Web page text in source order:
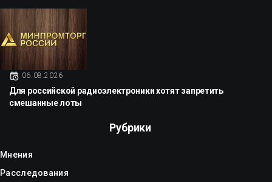
06.08.2026
Для российской радиоэлектроники хотят запретить
смешанные лоты
Рубрики
Мнения
Расследования